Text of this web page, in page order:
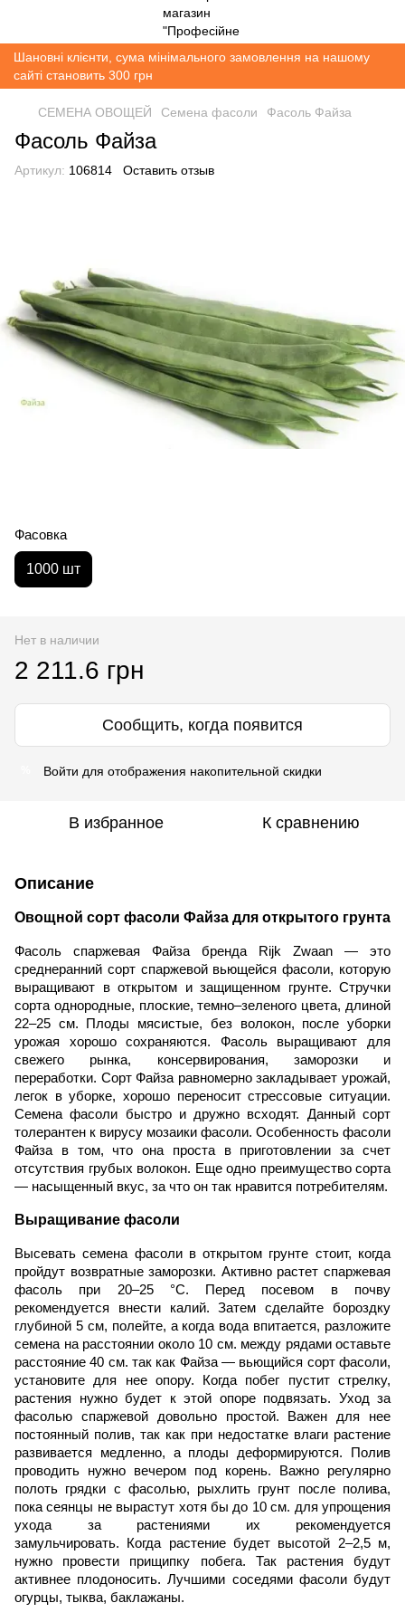
Шановні клієнти, сума мінімального замовлення на нашому
сайті становить 300 грн
СЕМЕНА ОВОЩЕЙ Семена фасоли Фасоль Файза
Фасоль Файза
Артикул: 106814 Оставить отзыв
Фасовка
1000 шт
Нет в наличии
2 211.6 грн
Сообщить, когда появится
Войти для отображения накопительной скидки
В избранное К сравнению
Описание
Овощной сорт фасоли Файза для открытого грунта
Фасоль спаржевая Файза бренда Rijk Zwaan — это
среднеранний сорт спаржевой вьющейся фасоли, которую
выращивают в открытом и защищенном грунте. Стручки
сорта однородные, плоские, темно–зеленого цвета, длиной
22–25 см. Плоды мясистые, без волокон, после уборки
урожая хорошо сохраняются. Фасоль выращивают для
свежего рынка, консервирования, заморозки и
переработки. Сорт Файза равномерно закладывает урожай,
легок в уборке, хорошо переносит стрессовые ситуации.
Семена фасоли быстро и дружно всходят. Данный сорт
толерантен к вирусу мозаики фасоли. Особенность фасоли
Файза в том, что она проста в приготовлении за счет
отсутствия грубых волокон. Еще одно преимущество сорта
— насыщенный вкус, за что он так нравится потребителям.
Выращивание фасоли
Высевать семена фасоли в открытом грунте стоит, когда
пройдут возвратные заморозки. Активно растет спаржевая
фасоль при 20–25 °С. Перед посевом в почву
рекомендуется внести калий. Затем сделайте бороздку
глубиной 5 см, полейте, а когда вода впитается, разложите
семена на расстоянии около 10 см. между рядами оставьте
расстояние 40 см. так как Файза — вьющийся сорт фасоли,
установите для нее опору. Когда побег пустит стрелку,
растения нужно будет к этой опоре подвязать. Уход за
фасолью спаржевой довольно простой. Важен для нее
постоянный полив, так как при недостатке влаги растение
развивается медленно, а плоды деформируются. Полив
проводить нужно вечером под корень. Важно регулярно
полоть грядки с фасолью, рыхлить грунт после полива,
пока сеянцы не вырастут хотя бы до 10 см. для упрощения
ухода за растениями их рекомендуется
замульчировать. Когда растение будет высотой 2–2,5 м,
нужно провести прищипку побега. Так растения будут
активнее плодоносить. Лучшими соседями фасоли будут
огурцы, тыква, баклажаны.